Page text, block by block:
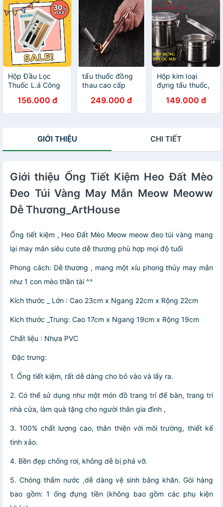
Hộp Đầu Lọc
Thuốc L.á Công
Bản, Đầu Lọc Đa
Năng Dùng
Vừa & Nhỏ. Sử
156.000 đ
tẩu thuốc đồng
thau cao cấp
sợi và diếu đều
được
249.000 đ
Hộp kim loại
đựng tẩu thuốc,
Thành Nhi
STN7474
149.000 đ
GIỚI THIỆU CHI TIẾT
Giới thiệu Ống Tiết Kiệm Heo Đất Mèo
Đeo Túi Vàng May Mắn Meow Meoww
Dễ Thương_ArtHouse
Ống tiết kiệm , Heo Đất Mèo Meow meow đeo túi vàng mang
lại may mắn siêu cute dễ thương phù hợp mọi độ tuổi
Phong cách: Dễ thương , mang một xíu phong thủy may mắn
như 1 con mèo thần tài ^^
Kích thước _ Lớn : Cao 23cm x Ngang 22cm x Rộng 22cm
Kích thước _Trung: Cao 17cm x Ngang 19cm x Rộng 19cm
Chất liệu : Nhựa PVC
️ Đặc trưng:
1. Ống tiết kiệm, rất dễ dàng cho bỏ vào và lấy ra.
2. Có thể sử dụng như một món đồ trang trí để bàn, trang trí
nhà cửa, làm quà tặng cho người thân gia đình ,
3. 100% chất lượng cao, thân thiện với môi trường, thiết kế
tinh xảo.
4. Bền đẹp chống rơi, không dễ bị phá vỡ.
5. Chóng thấm nước ,dễ dàng vệ sinh bằng khăn. Gói hàng
bao gồm: 1 ống đựng tiền (không bao gồm các phụ kiện